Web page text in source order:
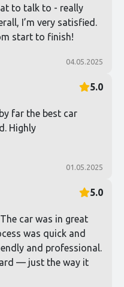
to talk to - really
I’m very satisfied.
start to finish!
04.05.2025
5.0
far the best car
Highly
01.05.2025
5.0
car was in great
was quick and
and professional.
— just the way it